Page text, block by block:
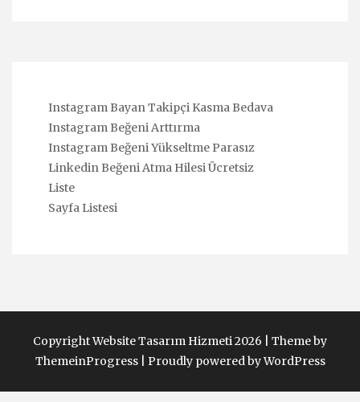
Instagram Bayan Takipçi Kasma Bedava
Instagram Beğeni Arttırma
Instagram Beğeni Yükseltme Parasız
Linkedin Beğeni Atma Hilesi Ücretsiz
Liste
Sayfa Listesi
Copyright Website Tasarım Hizmeti 2026 | Theme by
ThemeinProgress| Proudly powered by WordPress